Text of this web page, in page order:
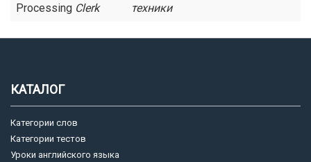
Processing Clerk
техники
КАТАЛОГ
Категории слов
Категории тестов
Уроки английского языка